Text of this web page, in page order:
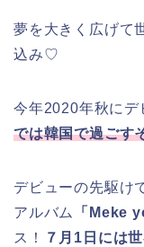
夢を大きく広げて
込み♡
今年2020年秋にデ
では韓国で過ごす
デビューの先駆け
アルバム
「Meke
ス！
７月1日には